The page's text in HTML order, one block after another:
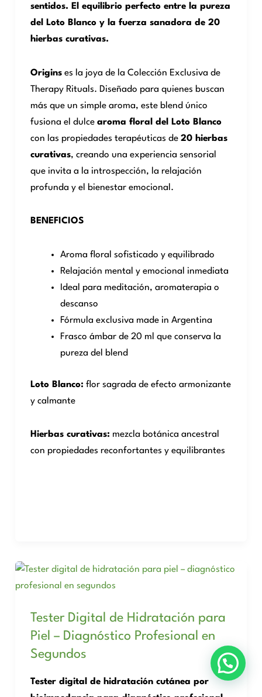
sentidos. El equilibrio perfecto entre la pureza
del Loto Blanco y la fuerza sanadora de 20
hierbas curativas.
Originses la joya de la Colección Exclusiva de
Therapy Rituals. Diseñado para quienes buscan
más que un simple aroma, este blend único
fusiona el dulce aroma floral del Loto Blanco
con las propiedades terapéuticas de 20 hierbas
curativas, creando una experiencia sensorial
que invita a la introspección, la relajación
profunda y el bienestar emocional.
BENEFICIOS
Aroma floral sofisticado y equilibrado
Relajación mental y emocional inmediata
Ideal para meditación, aromaterapia o
descanso
Fórmula exclusiva made in Argentina
Frasco ámbar de 20 ml que conserva la
pureza del blend
Loto Blanco: flor sagrada de efecto armonizante
y calmante
Hierbas curativas: mezcla botánica ancestral
con propiedades reconfortantes y equilibrantes
Tester Digital de Hidratación para
Piel – Diagnóstico Profesional en
Segundos
Tester digital de hidratación cutánea por